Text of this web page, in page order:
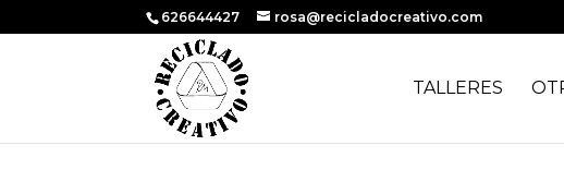
626644427 rosa@recicladocreativo.com
TALLERES